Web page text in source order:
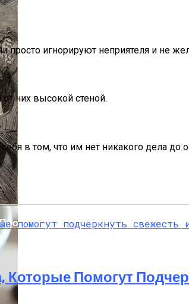
В Очереди
игнорируют неприятеля и не
них высокой стеной.
в том, что им нет никакого дела до
Которые Помогут